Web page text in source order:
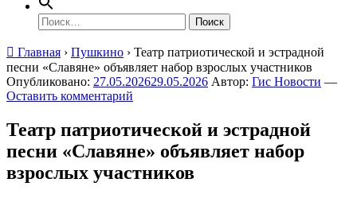
Найти:
Главная › Пушкино › Театр патриотической и эстрадной
песни «Славяне» объявляет набор взрослых участников
Опубликовано: 27.05.202629.05.2026 Автор: Гис Новости —
Оставить комментарий
Театр патриотической и эстрадной
песни «Славяне» объявляет набор
взрослых участников